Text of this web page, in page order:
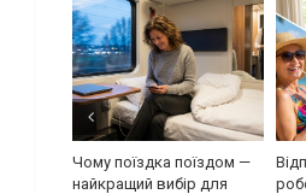
Чому поїздка поїздом —
найкращий вибір для